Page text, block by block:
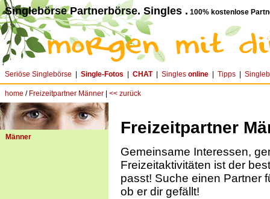
Singlebörse Partnerbörse. Singles . 100% kostenlose
Seriöse Singlebörse Single-Fotos CHAT| Singles online Tipps
home / Freizeitpartner Männer << zurück
Männer Freizeitpartner
Gemeinsame Interessen,
Freizeitaktivitäten ist der
passt! Suche einen Partner
ob er dir gefällt!